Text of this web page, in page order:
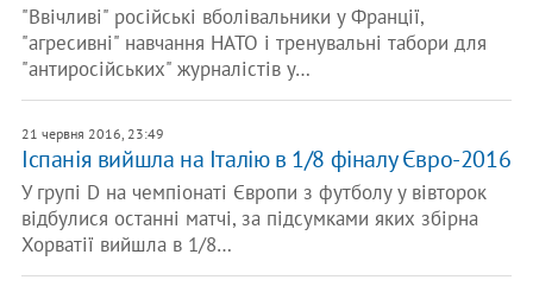
"Ввічливі" російські вболівальники у Франції,
"агресивні" навчання НАТО і тренувальні табори для
"антиросійських" журналістів у…
21 червня 2016, 23:49
Іспанія вийшла на Італію в 1/8 фіналу Євро-2016
У групі D на чемпіонаті Європи з футболу у вівторок
відбулися останні матчі, за підсумками яких збірна
Хорватії вийшла в 1/8…